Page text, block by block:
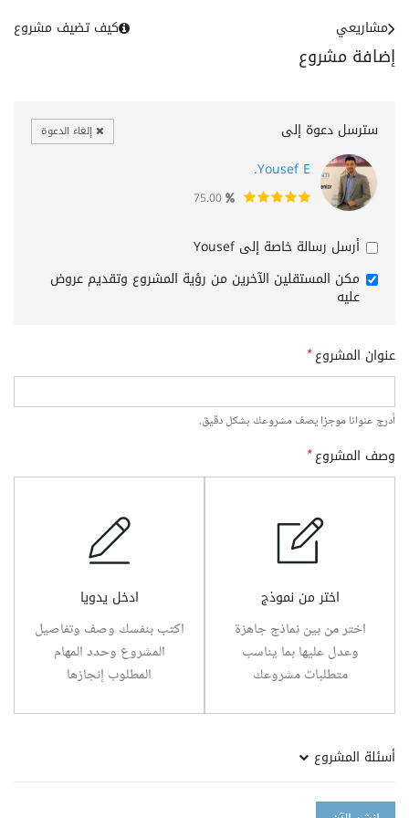
إضافة مشروع
مشاريعي كيف تضيف مشروع
سترسل دعوة إلى إلغاء الدعوة
Yousef E.
أرسل رسالة خاصة إلى Yousef
مكن المستقلين الآخرين من رؤية المشروع وتقديم عروض
عليه
عنوان المشروع*
أدرج عنوانا موجزا يصف مشروعك بشكل دقيق.
وصف المشروع*
اختر من نموذج
اختر من بين نماذج جاهزة
وعدل عليها بما يناسب
متطلبات مشروعك
ادخل يدويا
اكتب بنفسك وصف وتفاصيل
المشروع وحدد المهام
المطلوب إنجازها
أسئلة المشروع